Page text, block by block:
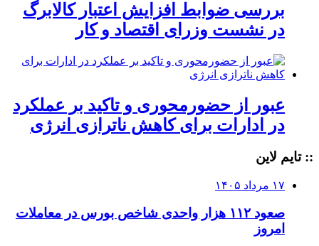
بررسی ضوابط افزایش اعتبار کالابرگ
در نشست وزرای اقتصاد و کار
عبور از حضورمحوری و تاکید بر عملکرد
در ادارات برای کاهش ناترازی انرژی
:: تایم لاین
۱۷ مرداد ۱۴۰۵
صعود ۱۱۲ هزار واحدی شاخص بورس در معاملات
امروز